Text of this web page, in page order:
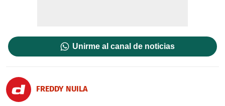
Unirme al canal de noticias
FREDDY NUILA